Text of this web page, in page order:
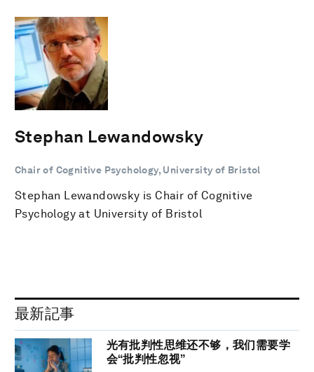
Stephan Lewandowsky
Chair of Cognitive Psychology, University of Bristol
Stephan Lewandowsky is Chair of Cognitive
Psychology at University of Bristol
最新記事
光有批判性思维还不够，我们需要学
会“批判性忽视”